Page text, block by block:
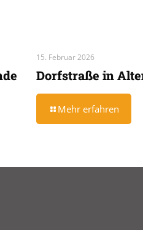
15. Februar 2026
Dorfstraße in
Mehr erfahren